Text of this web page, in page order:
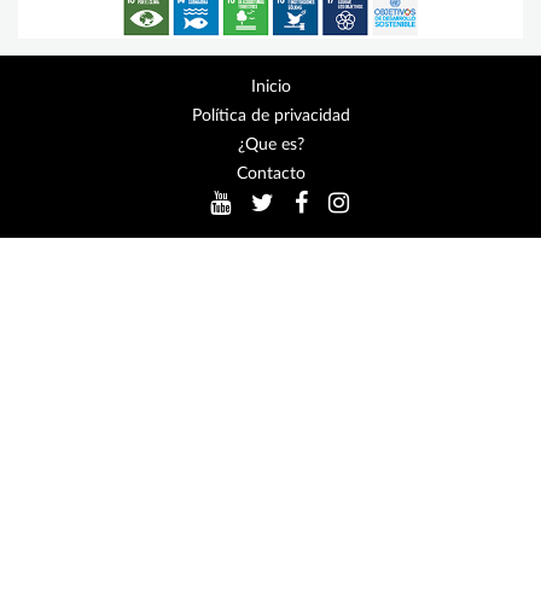
Inicio
Política de privacidad
¿Que es?
Contacto